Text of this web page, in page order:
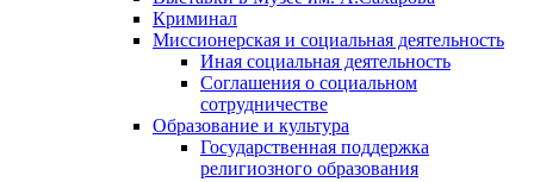
Криминал
Миссионерская и социальная деятельность
Иная социальная деятельность
Соглашения о социальном
сотрудничестве
Образование и культура
Государственная поддержка
религиозного образования